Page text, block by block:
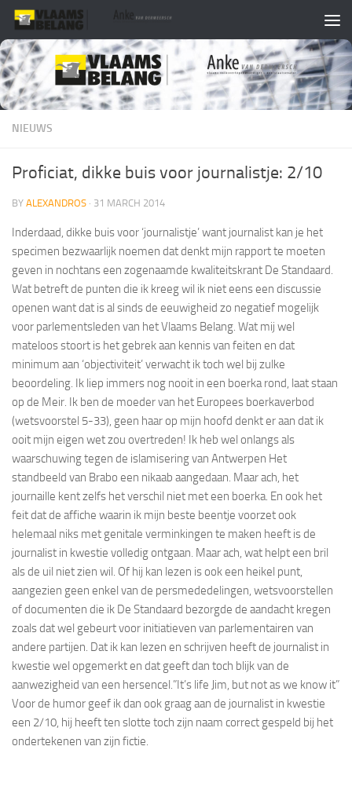
Skip to content
NIEUWS
Proficiat, dikke buis voor journalistje: 2/10
BY ALEXANDROS · 31 MARCH 2014
Inderdaad, dikke buis voor ‘journalistje’ want journalist kan je het
specimen bezwaarlijk noemen dat denkt mijn rapport te moeten
geven in nochtans een zogenaamde kwaliteitskrant De Standaard.
Wat betreft de punten die ik kreeg wil ik niet eens een discussie
openen want dat is al sinds de eeuwigheid zo negatief mogelijk
voor parlementsleden van het Vlaams Belang. Wat mij wel
mateloos stoort is het gebrek aan kennis van feiten en dat
minimum aan ‘objectiviteit’ verwacht ik toch wel bij zulke
beoordeling. Ik liep immers nog nooit in een boerka rond, laat staan
op de Meir. Ik ben de moeder van het Europees boerkaverbod
(wetsvoorstel 5-33), geen haar op mijn hoofd denkt er aan dat ik
ooit mijn eigen wet zou overtreden! Ik heb wel onlangs als
waarschuwing tegen de islamisering van Antwerpen Het
standbeeld van Brabo een nikaab aangedaan. Maar ach, het
journaille kent zelfs het verschil niet met een boerka. En ook het
feit dat de affiche waarin ik mijn beste beentje voorzet ook
helemaal niks met genitale verminkingen te maken heeft is de
journalist in kwestie volledig ontgaan. Maar ach, wat helpt een bril
als de uil niet zien wil. Of hij kan lezen is ook een heikel punt,
aangezien geen enkel van de persmededelingen, wetsvoorstellen
of documenten die ik De Standaard bezorgde de aandacht kregen
zoals dat wel gebeurt voor initiatieven van parlementairen van
andere partijen. Dat ik kan lezen en schrijven heeft de journalist in
kwestie wel opgemerkt en dat geeft dan toch blijk van de
aanwezigheid van een hersencel.”It’s life Jim, but not as we know it”
Voor de humor geef ik dan ook graag aan de journalist in kwestie
een 2/10, hij heeft ten slotte toch zijn naam correct gespeld bij het
ondertekenen van zijn fictie.